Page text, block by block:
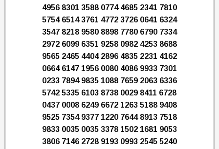
4956 8301 3588 0774 4685 2341 7810
5754 6514 3761 4772 3726 0641 6324
3547 8218 9580 8898 7780 6790 7334
2972 6099 6351 9258 0982 4253 8688
9565 2465 4404 2896 4835 2231 4162
0664 6147 1956 0080 4086 9933 7301
0233 7894 9835 1088 7659 2063 6336
5742 5335 6103 8738 0029 8411 6728
0437 0008 6249 6672 1263 5188 9408
9525 7354 9377 1220 7644 8913 7518
9833 0035 0035 3378 1502 1681 9053
3806 7146 2728 9193 0993 2545 5240